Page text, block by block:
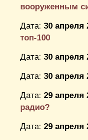
вооруженным
Дата: 30 апреля
топ-100
Дата: 30 апреля
Дата: 30 апреля
Дата: 29 апреля
радио?
Дата: 29 апреля